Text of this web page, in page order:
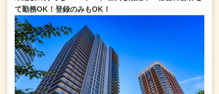
て勤務OK！登録のみもOK！